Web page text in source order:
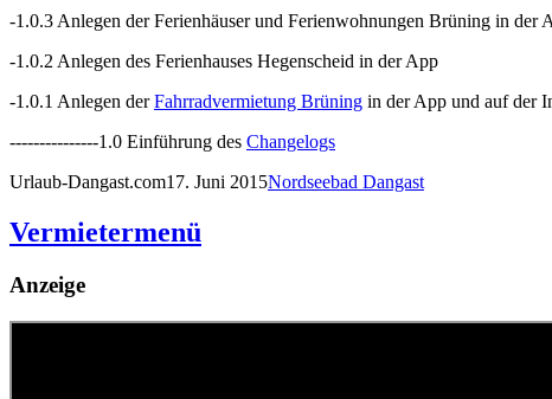
-1.0.3 Anlegen der Ferienhäuser und Ferienwohnungen Brüning in der
-1.0.2 Anlegen des Ferienhauses Hegenscheid in der App
-1.0.1 Anlegen derFahrradvermietung Brüning in der App und auf der
---------------1.0 Einführung des Changelogs
Urlaub-Dangast.com17. Juni 2015Nordseebad Dangast
Vermietermenü
Anzeige